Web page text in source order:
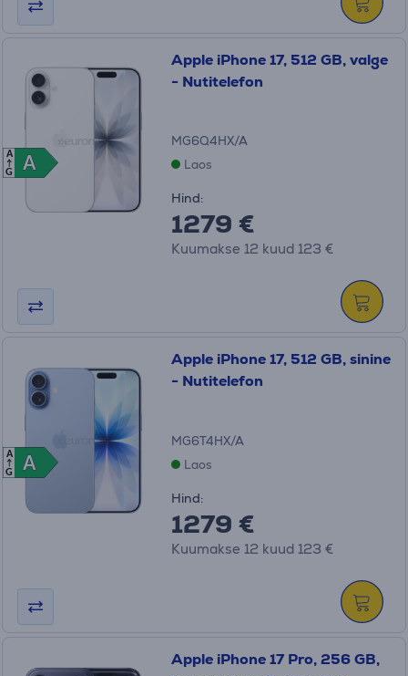
A
A
A
G
Apple iPhone 17, 512 GB, valge
- Nutitelefon
MG6Q4HX/A
Laos
Hind:
1279 €
Kuumakse 12 kuud 123 €
A
A
A
G
Apple iPhone 17, 512 GB, sinine
- Nutitelefon
MG6T4HX/A
Laos
Hind:
1279 €
Kuumakse 12 kuud 123 €
Apple iPhone 17 Pro, 256 GB,